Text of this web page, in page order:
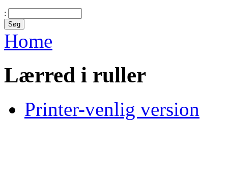
:
Home
Lærred i ruller
Printer-venlig version